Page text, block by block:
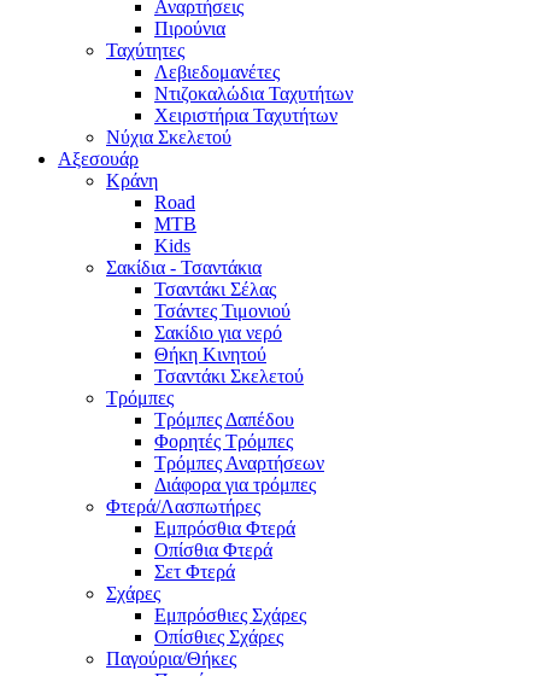
Αναρτήσεις
Πιρούνια
Ταχύτητες
Λεβιεδομανέτες
Ντιζοκαλώδια Ταχυτήτων
Χειριστήρια Ταχυτήτων
Νύχια Σκελετού
Αξεσουάρ
Κράνη
Road
MTB
Kids
Σακίδια - Τσαντάκια
Τσαντάκι Σέλας
Τσάντες Τιμονιού
Σακίδιο για νερό
Θήκη Κινητού
Τσαντάκι Σκελετού
Τρόμπες
Τρόμπες Δαπέδου
Φορητές Τρόμπες
Τρόμπες Αναρτήσεων
Διάφορα για τρόμπες
Φτερά/Λασπωτήρες
Εμπρόσθια Φτερά
Οπίσθια Φτερά
Σετ Φτερά
Σχάρες
Εμπρόσθιες Σχάρες
Οπίσθιες Σχάρες
Παγούρια/Θήκες